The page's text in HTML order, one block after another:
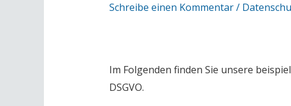
Schreibe einen Kommentar/
Im Folgenden finden Sie unsere
DSGVO.